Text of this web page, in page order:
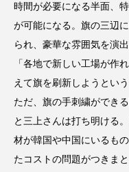
時間が必要になる半面、
が可能になる。旗の三辺
られ、豪華な雰囲気を演出
「各地で新しい工場が作
えて旗を刷新しようとい
ただ、旗の手刺繍ができ
と三上さんは打ち明ける
材が韓国や中国にいるも
たコストの問題がつきま